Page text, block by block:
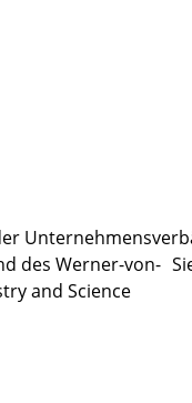
des Werner-von-
and Science